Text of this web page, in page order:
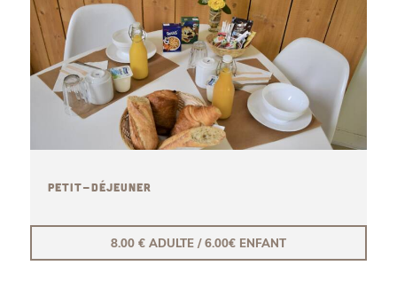
PETIT-DÉJEUNER
8.00 € ADULTE / 6.00€ ENFANT